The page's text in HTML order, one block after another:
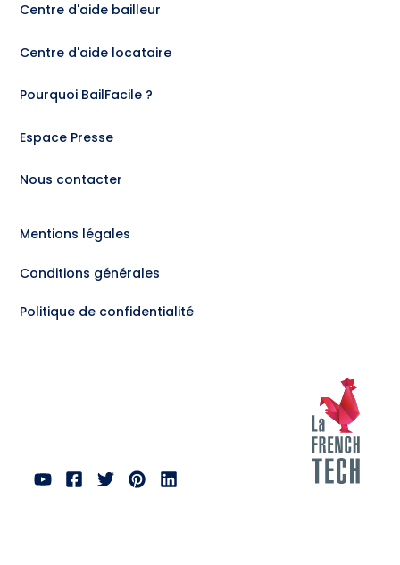
Centre d'aide bailleur
Centre d'aide locataire
Pourquoi BailFacile ?
Espace Presse
Nous contacter
Mentions légales
Conditions générales
Politique de confidentialité